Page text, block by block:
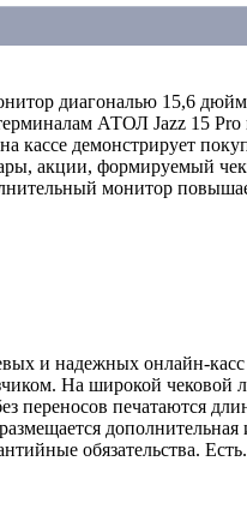
диагональю 15,6
АТОЛ Jazz 15
кассе демонстрирует
акции, формируемый
монитор
и надежных онлайн-
На широкой чековой
переносов печатаются
обязательства.